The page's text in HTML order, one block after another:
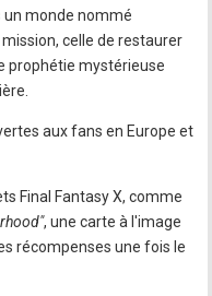
un monde nommé
celle de restaurer
prophétie mystérieuse
aux fans en Europe et
Final Fantasy X, comme
, une carte à l'image
récompenses une fois le